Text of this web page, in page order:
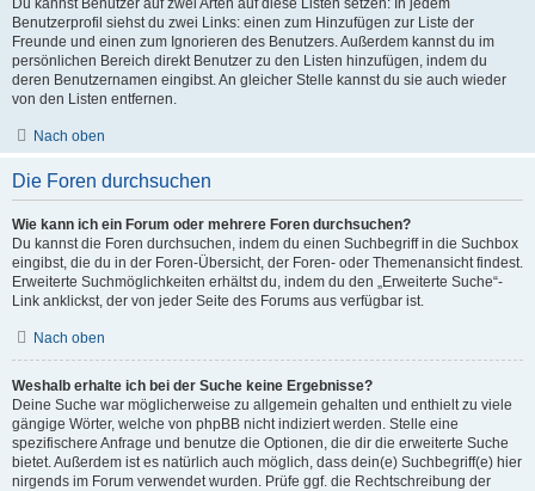
Du kannst Benutzer auf zwei Arten auf diese Listen setzen: In jedem
Benutzerprofil siehst du zwei Links: einen zum Hinzufügen zur Liste der
Freunde und einen zum Ignorieren des Benutzers. Außerdem kannst du im
persönlichen Bereich direkt Benutzer zu den Listen hinzufügen, indem du
deren Benutzernamen eingibst. An gleicher Stelle kannst du sie auch wieder
von den Listen entfernen.
Nach oben
Die Foren durchsuchen
Wie kann ich ein Forum oder mehrere Foren durchsuchen?
Du kannst die Foren durchsuchen, indem du einen Suchbegriff in die Suchbox
eingibst, die du in der Foren-Übersicht, der Foren- oder Themenansicht findest.
Erweiterte Suchmöglichkeiten erhältst du, indem du den „Erweiterte Suche“-
Link anklickst, der von jeder Seite des Forums aus verfügbar ist.
Nach oben
Weshalb erhalte ich bei der Suche keine Ergebnisse?
Deine Suche war möglicherweise zu allgemein gehalten und enthielt zu viele
gängige Wörter, welche von phpBB nicht indiziert werden. Stelle eine
spezifischere Anfrage und benutze die Optionen, die dir die erweiterte Suche
bietet. Außerdem ist es natürlich auch möglich, dass dein(e) Suchbegriff(e) hier
nirgends im Forum verwendet wurden. Prüfe ggf. die Rechtschreibung der